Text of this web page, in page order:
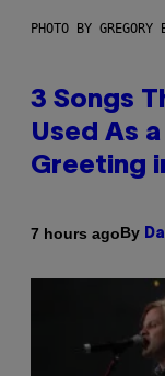
PHOTO BY GREGORY
3 Songs
Used As
Greeting
7 hours agoBy